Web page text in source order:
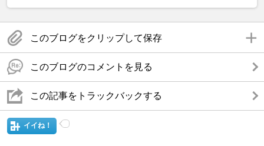
このブログをクリップして保存
このブログのコメントを見る
この記事をトラックバックする
イイね！